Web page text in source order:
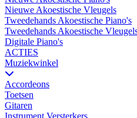
Nieuwe Akoestische Vleugels
Tweedehands Akoestische Piano's
Tweedehands Akoestische
Digitale Piano's
ACTIES
Muziekwinkel
Accordeons
Toetsen
Gitaren